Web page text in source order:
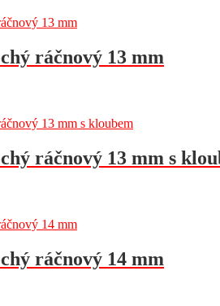
ráčnový 13 mm
ráčnový 13 mm s
ráčnový 14 mm